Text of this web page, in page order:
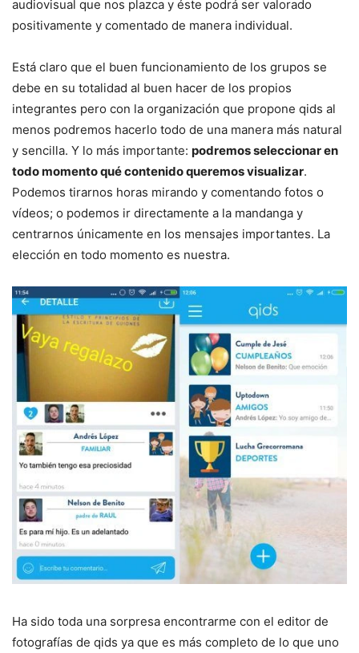
audiovisual que nos plazca y éste podrá ser valorado
positivamente y comentado de manera individual.
Está claro que el buen funcionamiento de los grupos se
debe en su totalidad al buen hacer de los propios
integrantes pero con la organización que propone qids al
menos podremos hacerlo todo de una manera más natural
y sencilla. Y lo más importante: podremos seleccionar en
todo momento qué contenido queremos visualizar.
Podemos tirarnos horas mirando y comentando fotos o
vídeos; o podemos ir directamente a la mandanga y
centrarnos únicamente en los mensajes importantes. La
elección en todo momento es nuestra.
Ha sido toda una sorpresa encontrarme con el editor de
fotografías de qids ya que es más completo de lo que uno